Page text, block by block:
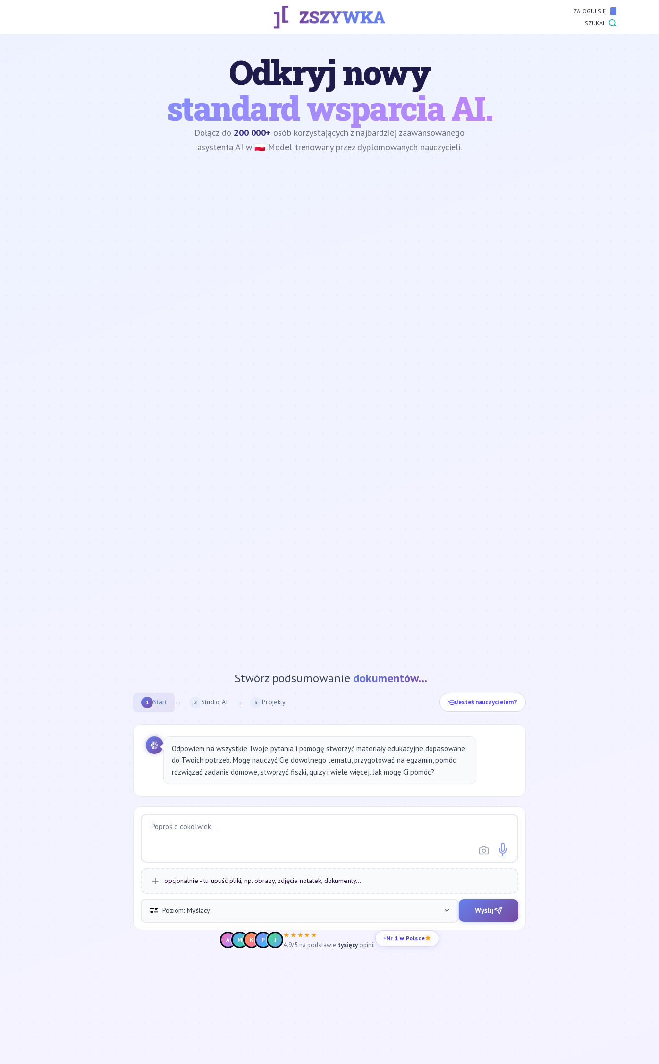
ZALOGUJ SIĘ
SZUKAJ
Odkryj nowy
standard wsparcia AI.
Dołącz do 200 000+ osób korzystających z najbardziej zaawansowanego
asystenta AI w 🇵🇱 Model trenowany przez dyplomowanych nauczycieli.
Stwórz podsumowanie strony internetowej...
1 Start → 2 Studio AI → 3 Projekty Jesteś nauczycielem?
Odpowiem na wszystkie Twoje pytania i pomogę stworzyć materiały edukacyjne dopasowane
do Twoich potrzeb. Mogę nauczyć Cię dowolnego tematu, przygotować na egzamin, pomóc
rozwiązać zadanie domowe, stworzyć fiszki, quizy i wiele więcej. Jak mogę Ci pomóc?
opcjonalnie - tu upuść pliki, np. obrazy, zdjęcia notatek, dokumenty...
Poziom: Myślący Wyślij
A M K P J
★★★★★
4.9/5 na podstawie tysięcyopinii
Nr 1 w Polsce